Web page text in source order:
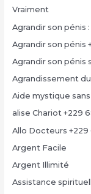
Vraiment
Agrandir son pénis
Agrandir son pénis
Agrandir son pénis
Agrandissement
Aide mystique
alise Chariot +229
Allo Docteurs +229
Argent Facile
Argent Illimité
Assistance